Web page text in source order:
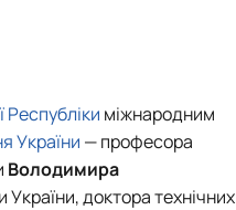
міжнародним
України — професора
Володимира
України, доктора технічних